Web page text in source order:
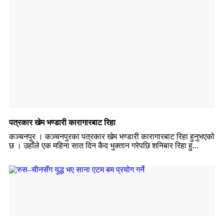
पत्रकार खेम भण्डारी कारागारबाट रिहा
कञ्चनपुर । कञ्चनपुरका पत्रकार खेम भण्डारी कारागारबाट रिहा हुनुभएको
छ । उहाँले एक महिना सात दिन कैद भुक्तान गरेपछि शनिबार रिहा हु...